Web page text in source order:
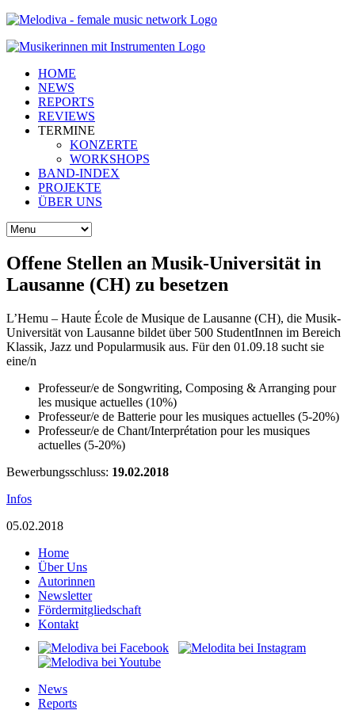
HOME
NEWS
REPORTS
REVIEWS
TERMINE
KONZERTE
WORKSHOPS
BAND-INDEX
PROJEKTE
ÜBER UNS
Offene Stellen an Musik-Universität in
Lausanne (CH) zu besetzen
L’Hemu – Haute École de Musique de Lausanne (CH), die Musik-
Universität von Lausanne bildet über 500 StudentInnen im Bereich
Klassik, Jazz und Popularmusik aus. Für den 01.09.18 sucht sie
eine/n
Professeur/e de Songwriting, Composing & Arranging pour
les musique actuelles (10%)
Professeur/e de Batterie pour les musiques actuelles (5-20%)
Professeur/e de Chant/Interprétation pour les musiques
actuelles (5-20%)
Bewerbungsschluss: 19.02.2018
Infos
05.02.2018
Home
Über Uns
Autorinnen
Newsletter
Fördermitgliedschaft
Kontakt
News
Reports